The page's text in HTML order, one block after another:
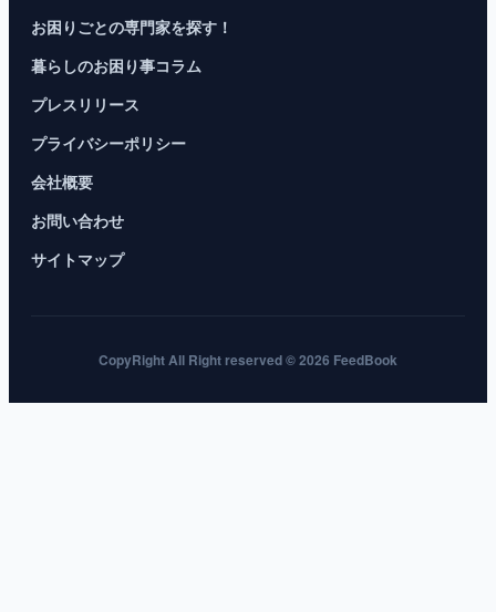
お困りごとの専門家を探す！
暮らしのお困り事コラム
プレスリリース
プライバシーポリシー
会社概要
お問い合わせ
サイトマップ
CopyRight All Right reserved © 2026 FeedBook